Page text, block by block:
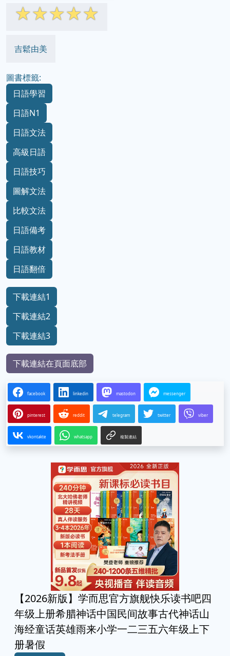
☆☆☆☆☆
吉鬆由美
圖書標籤:
日語學習
日語N1
日語文法
高級日語
日語技巧
圖解文法
比較文法
日語備考
日語教材
日語翻倍
下載連結1
下載連結2
下載連結3
下載連結在頁面底部
facebook linkedin mastodon messenger
pinterest reddit telegram twitter viber
vkontakte whatsapp 複製連結
【2026新版】学而思官方旗舰快乐读书吧四
年级上册希腊神话中国民间故事古代神话山
海经童话英雄雨来小学一二三五六年级上下
册暑假